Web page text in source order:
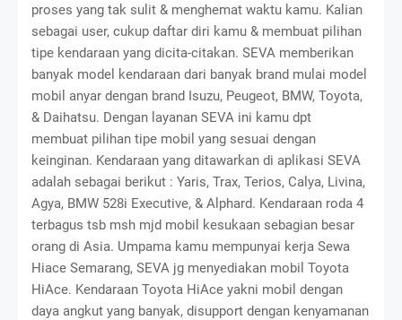
proses yang tak sulit & menghemat waktu kamu. Kalian
sebagai user, cukup daftar diri kamu & membuat pilihan
tipe kendaraan yang dicita-citakan. SEVA memberikan
banyak model kendaraan dari banyak brand mulai model
mobil anyar dengan brand Isuzu, Peugeot, BMW, Toyota,
& Daihatsu. Dengan layanan SEVA ini kamu dpt
membuat pilihan tipe mobil yang sesuai dengan
keinginan. Kendaraan yang ditawarkan di aplikasi SEVA
adalah sebagai berikut : Yaris, Trax, Terios, Calya, Livina,
Agya, BMW 528i Executive, & Alphard. Kendaraan roda 4
terbagus tsb msh mjd mobil kesukaan sebagian besar
orang di Asia. Umpama kamu mempunyai kerja Sewa
Hiace Semarang, SEVA jg menyediakan mobil Toyota
HiAce. Kendaraan Toyota HiAce yakni mobil dengan
daya angkut yang banyak, disupport dengan kenyamanan